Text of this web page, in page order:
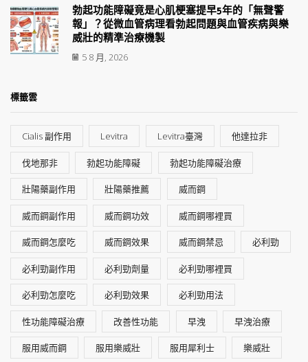
勃起功能障礙竟是心肌梗塞提早5年的「無聲警
報」？從微血管病理看勃起問題與血管疾病與樂
威壯的精準治療機製
5 8 月, 2026
標籤雲
Cialis 副作用 Levitra Levitra臺灣 他達拉非
伐地那非 勃起功能障礙 勃起功能障礙治療
壯陽藥副作用 壯陽藥推薦 威而鋼
威而鋼副作用 威而鋼功效 威而鋼哪裡買
威而鋼怎麼吃 威而鋼效果 威而鋼禁忌 必利勁
必利勁副作用 必利勁劑量 必利勁哪裡買
必利勁怎麼吃 必利勁效果 必利勁用法
性功能障礙治療 改善性功能 早洩 早洩治療
服用威而鋼 服用樂威壯 服用犀利士 樂威壯